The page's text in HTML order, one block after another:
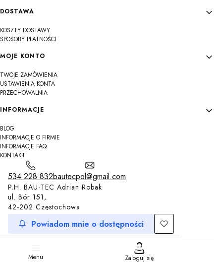
DOSTAWA
KOSZTY DOSTAWY
SPOSOBY PŁATNOŚCI
MOJE KONTO
TWOJE ZAMÓWIENIA
USTAWIENIA KONTA
PRZECHOWALNIA
INFORMACJE
BLOG
INFORMACJE O FIRMIE
INFORMACJE FAQ
KONTAKT
534 228 832bautecpol@gmail.com
P.H. BAU-TEC Adrian Robak
ul. Bór 151,
42-202 Częstochowa
Powiadom mnie o dostępności
Menu Zaloguj się